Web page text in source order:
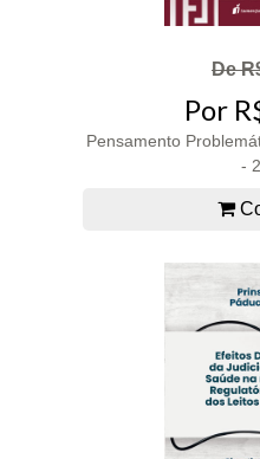
De
Por
Pensamento
-